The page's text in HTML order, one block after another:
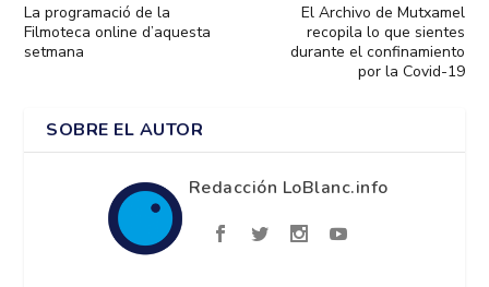
La programació de la
Filmoteca online d’aquesta
setmana
El Archivo de Mutxamel
recopila lo que sientes
durante el confinamiento
por la Covid-19
SOBRE EL AUTOR
Redacción LoBlanc.info